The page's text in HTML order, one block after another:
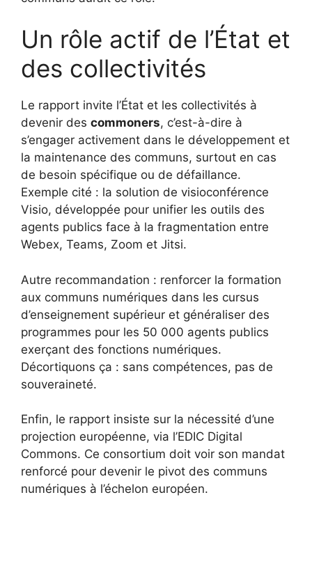
Un rôle actif de l’État et
des collectivités
Le rapport invite l’État et les collectivités à
devenir des commoners, c’est-à-dire à
s’engager activement dans le développement et
la maintenance des communs, surtout en cas
de besoin spécifique ou de défaillance.
Exemple cité : la solution de visioconférence
Visio, développée pour unifier les outils des
agents publics face à la fragmentation entre
Webex, Teams, Zoom et Jitsi.
Autre recommandation : renforcer la formation
aux communs numériques dans les cursus
d’enseignement supérieur et généraliser des
programmes pour les 50 000 agents publics
exerçant des fonctions numériques.
Décortiquons ça : sans compétences, pas de
souveraineté.
Enfin, le rapport insiste sur la nécessité d’une
projection européenne, via l’EDIC Digital
Commons. Ce consortium doit voir son mandat
renforcé pour devenir le pivot des communs
numériques à l’échelon européen.